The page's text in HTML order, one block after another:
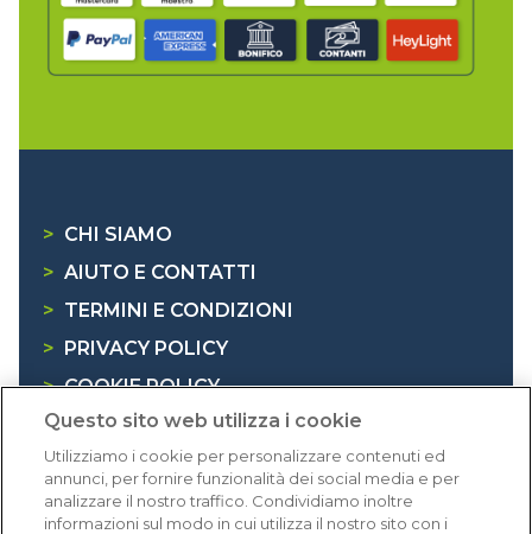
> CHI SIAMO
> AIUTO E CONTATTI
> TERMINI E CONDIZIONI
>
PRIVACY POLICY
> COOKIE POLICY
> INFORMATIVA RAEE
Dicono di noi
Questo sito web utilizza i cookie
Utilizziamo i cookie per personalizzare contenuti ed
annunci, per fornire funzionalità dei social media e per
analizzare il nostro traffico. Condividiamo inoltre
informazioni sul modo in cui utilizza il nostro sito con i